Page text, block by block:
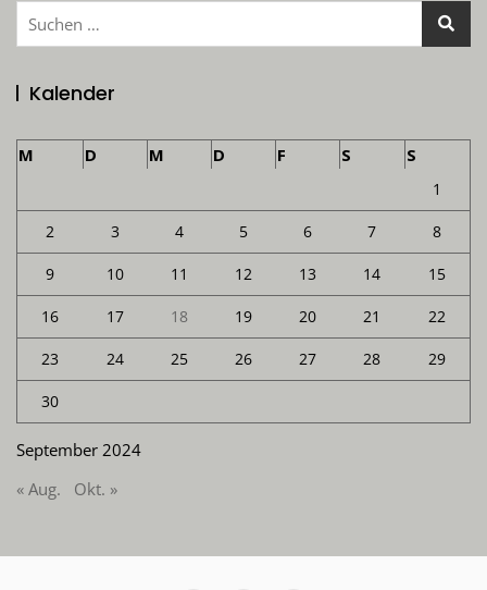
Suchen
Kalender
September 2024
M D M D F S S
1
2 3 4 5 6 7 8
9 10 11 12 13 14 15
16 17 18 19 20 21 22
23 24 25 26 27 28 29
30
« Aug. Okt. »